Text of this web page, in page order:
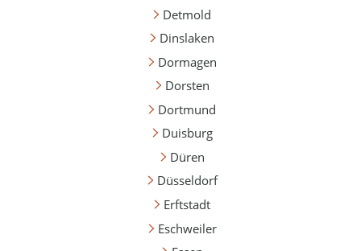
Detmold
Dinslaken
Dormagen
Dorsten
Dortmund
Duisburg
Düren
Düsseldorf
Erftstadt
Eschweiler